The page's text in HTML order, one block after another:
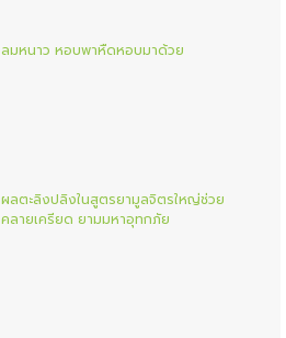
ลมหนาว หอบพาหืดหอบมาด้วย
ผลตะลิงปลิงในสูตรยามูลจิตรใหญ่ช่วย
คลายเครียด ยามมหาอุทกภัย